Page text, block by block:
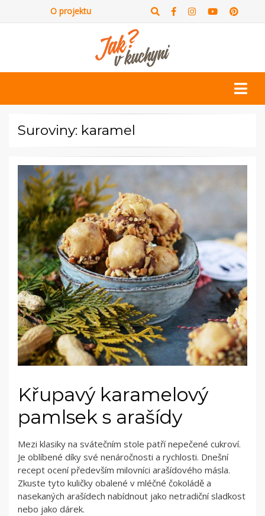
O projektu
Suroviny: karamel
Křupavý karamelový
pamlsek s arašídy
Mezi klasiky na svátečním stole patří nepečené cukroví.
Je oblíbené díky své nenáročnosti a rychlosti. Dnešní
recept ocení především milovníci arašídového másla.
Zkuste tyto kuličky obalené v mléčné čokoládě a
nasekaných arašídech nabídnout jako netradiční sladkost
nebo jako dárek.